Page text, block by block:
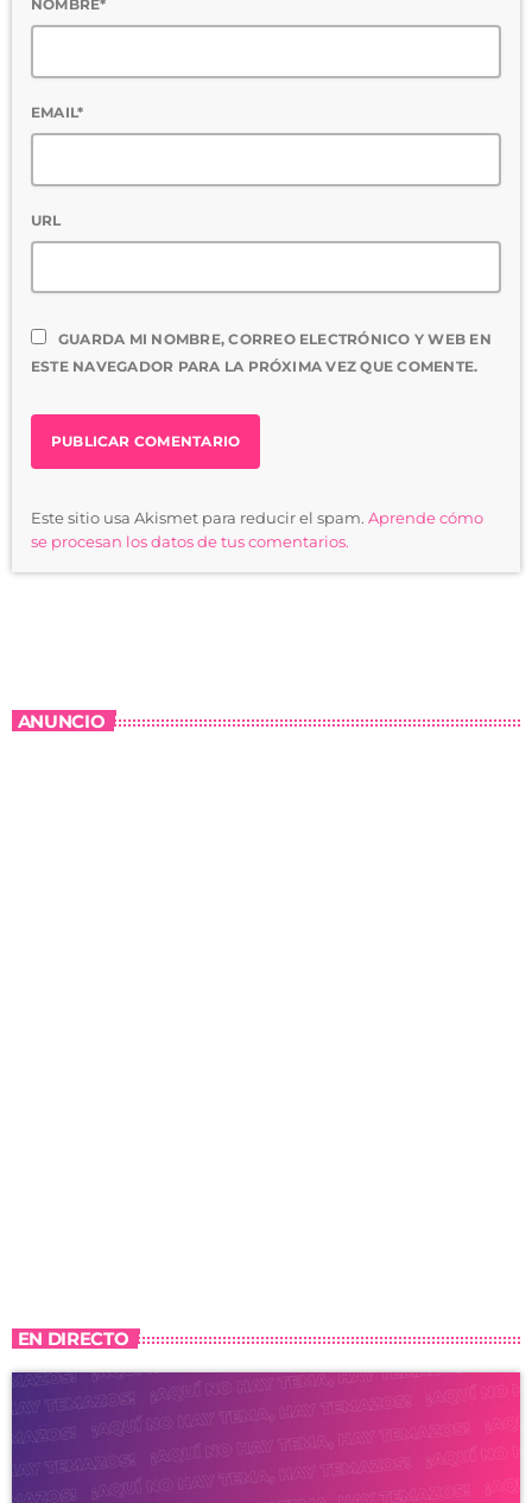
NOMBRE*
EMAIL*
URL
GUARDA MI NOMBRE, CORREO ELECTRÓNICO Y WEB EN
ESTE NAVEGADOR PARA LA PRÓXIMA VEZ QUE COMENTE.
Este sitio usa Akismet para reducir el spam. Aprende cómo
se procesan los datos de tus comentarios.
ANUNCIO
EN DIRECTO